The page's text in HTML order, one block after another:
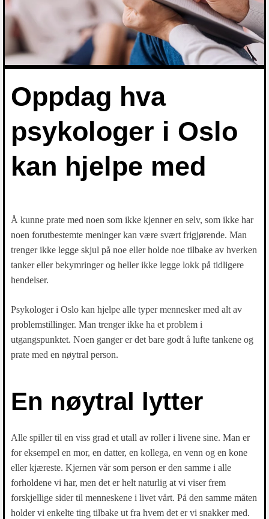
Oppdag hva
psykologer i Oslo
kan hjelpe med
Å kunne prate med noen som ikke kjenner en selv, som ikke har
noen forutbestemte meninger kan være svært frigjørende. Man
trenger ikke legge skjul på noe eller holde noe tilbake av hverken
tanker eller bekymringer og heller ikke legge lokk på tidligere
hendelser.
Psykologer i Oslo kan hjelpe alle typer mennesker med alt av
problemstillinger. Man trenger ikke ha et problem i
utgangspunktet. Noen ganger er det bare godt å lufte tankene og
prate med en nøytral person.
En nøytral lytter
Alle spiller til en viss grad et utall av roller i livene sine. Man er
for eksempel en mor, en datter, en kollega, en venn og en kone
eller kjæreste. Kjernen vår som person er den samme i alle
forholdene vi har, men det er helt naturlig at vi viser frem
forskjellige sider til menneskene i livet vårt. På den samme måten
holder vi enkelte ting tilbake ut fra hvem det er vi snakker med.